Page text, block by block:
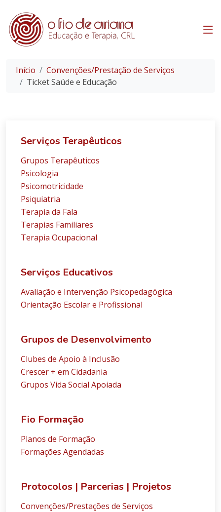
Início
Convenções/Prestação de Serviços
Ticket Saúde e Educação
Serviços Terapêuticos
Grupos Terapêuticos
Psicologia
Psicomotricidade
Psiquiatria
Terapia da Fala
Terapias Familiares
Terapia Ocupacional
Serviços Educativos
Avaliação e Intervenção Psicopedagógica
Orientação Escolar e Profissional
Grupos de Desenvolvimento
Clubes de Apoio à Inclusão
Crescer + em Cidadania
Grupos Vida Social Apoiada
Fio Formação
Planos de Formação
Formações Agendadas
Protocolos | Parcerias | Projetos
Convenções/Prestações de Serviços